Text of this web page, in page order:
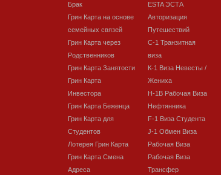
Брак
Грин Карта на основе
семейных связей
Грин Карта через
Родственников
Грин Карта Занятости
Грин Карта
Инвестора
Грин Карта Беженца
Грин Карта для
Студентов
Лотерея Грин Карта
Грин Карта Смена
Адреса
ESTA ЭСТА
Авторизация
Путешествий
C-1 Транзитная
виза
К-1 Виза Невесты /
Жениха
H-1B Рабочая Виза
Нефтянника
F-1 Виза Студента
J-1 Обмен Виза
Рабочая Виза
Рабочая Виза
Трансфер